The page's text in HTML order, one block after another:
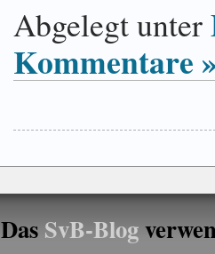
Abgelegt unter
Kommentare
DasSvB-Blog